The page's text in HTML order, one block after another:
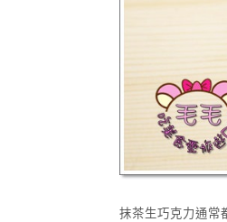
抹茶生巧克力通常